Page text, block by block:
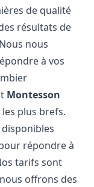
de qualité
résultats de
nous
à vos
Montesson
plus brefs.
répondre à
tarifs sont
offrons des